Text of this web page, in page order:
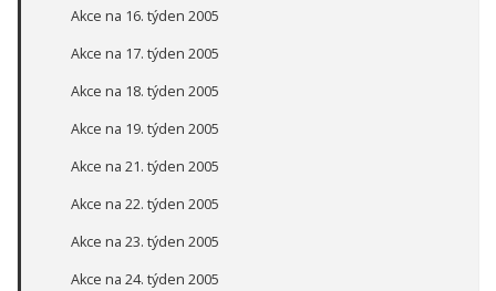
Akce na 16. týden 2005
Akce na 17. týden 2005
Akce na 18. týden 2005
Akce na 19. týden 2005
Akce na 21. týden 2005
Akce na 22. týden 2005
Akce na 23. týden 2005
Akce na 24. týden 2005